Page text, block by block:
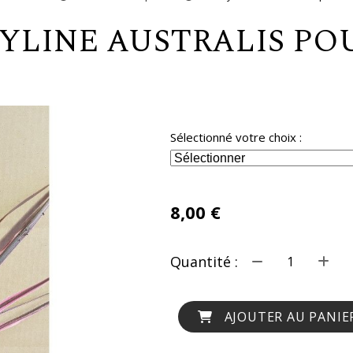
AUSTRALIS
Sélectionné votre choix :
8,00 €
Quantité :
AJOUTER AU